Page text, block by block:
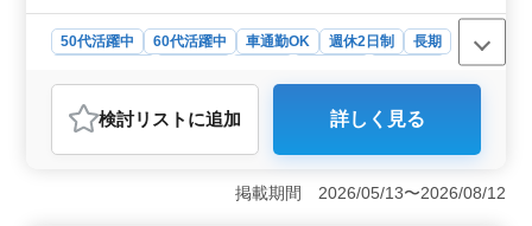
50代活躍中 60代活躍中 車通勤OK 週休2日制
長期
おすすめポイント
＜好条件＞ 中高年の技術士限定案件です。関東地域で
の現場監督業務経験者を募集中です。年収550万円から
650万円と、安定した収入を得られます。また、車通勤や
検討リスト に追加 詳しく見る
掲載期間 2026/05/13〜2026/08/12